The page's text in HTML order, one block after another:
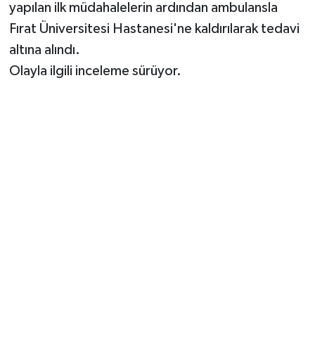
yapılan ilk müdahalelerin ardından ambulansla
Fırat Üniversitesi Hastanesi'ne kaldırılarak tedavi
altına alındı.
Olayla ilgili inceleme sürüyor.